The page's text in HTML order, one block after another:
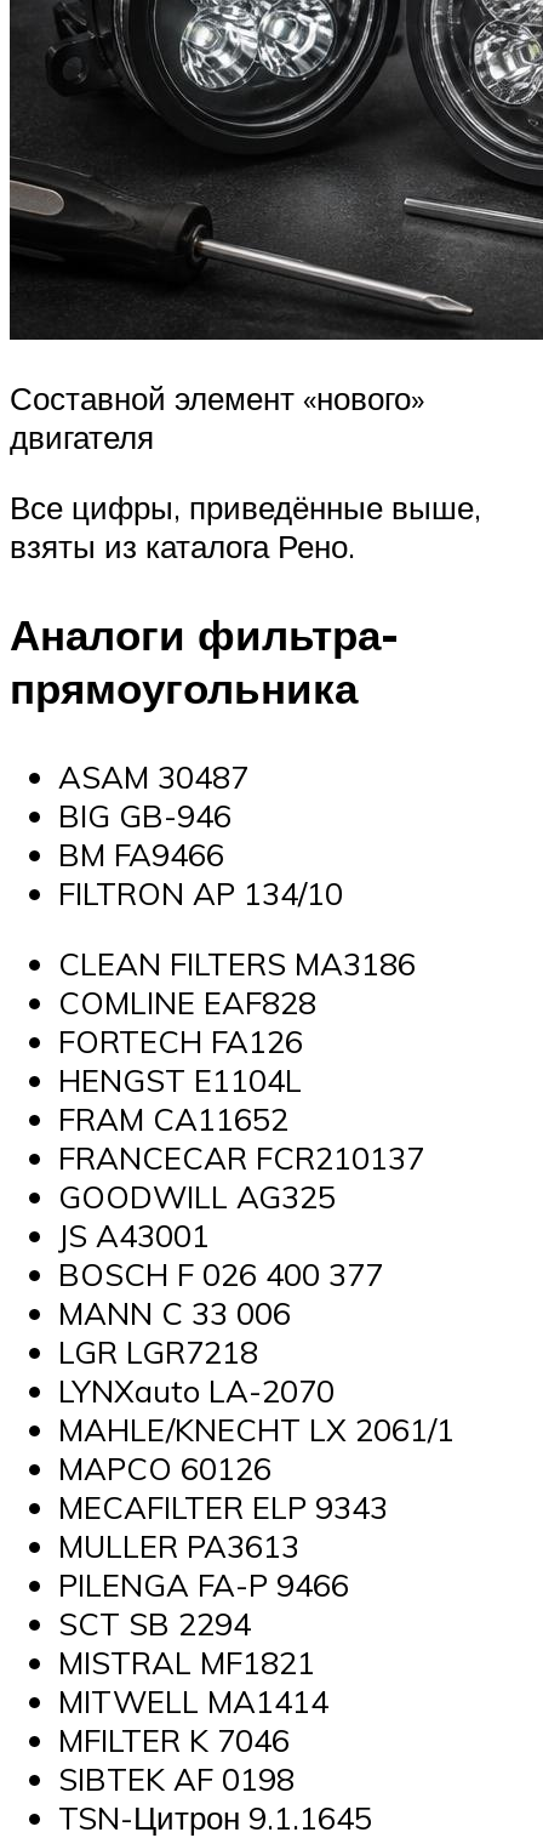
Составной элемент «нового»
двигателя
Все цифры, приведённые выше,
взяты из каталога Рено.
Аналоги фильтра-
прямоугольника
ASAM 30487
BIG GB-946
BM FA9466
FILTRON AP 134/10
CLEAN FILTERS MA3186
COMLINE EAF828
FORTECH FA126
HENGST E1104L
FRAM CA11652
FRANCECAR FCR210137
GOODWILL AG325
JS A43001
BOSCH F 026 400 377
MANN C 33 006
LGR LGR7218
LYNXauto LA-2070
MAHLE/KNECHT LX 2061/1
MAPCO 60126
MECAFILTER ELP 9343
MULLER PA3613
PILENGA FA-P 9466
SCT SB 2294
MISTRAL MF1821
MITWELL MA1414
MFILTER K 7046
SIBTEK AF 0198
TSN-Цитрон 9.1.1645